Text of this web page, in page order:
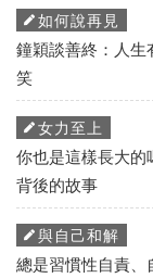
如何說再見
鐘穎談善終：人生
笑
女力至上
你也是這樣長大的
背後的故事
與自己和解
總是習慣性自責、